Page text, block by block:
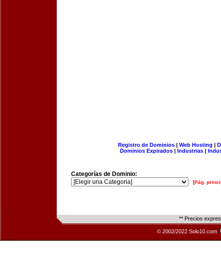
Registro de Dominios| Web Hosting |
Dominios Expirados | Industrias |
Categorías de Dominio:
[Pág.
** Precios
© 2002/2022 Solo10.com